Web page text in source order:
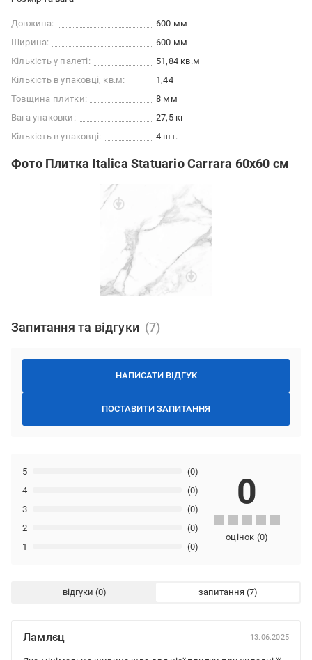
Довжина:
600 мм
Ширина:
600 мм
Кількість у палеті:
51,84 кв.м
Кількість в упаковці, кв.м:
1,44
Товщина плитки:
8 мм
Вага упаковки:
27,5 кг
Кількість в упаковці:
4 шт.
Фото Плитка Italica Statuario Carrara 60x60 см
Запитання та відгуки
НАПИСАТИ ВІДГУК
ПОСТАВИТИ ЗАПИТАННЯ
1 (0)
2 (0)
3 (0)
4 (0)
5 (0)
0
оцінок (0)
відгуки запитання
Ламлєц 13.06.2025